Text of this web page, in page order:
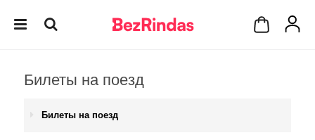
Билеты на поезд
Билеты на поезд